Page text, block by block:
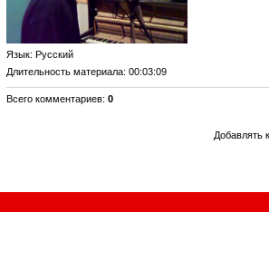
Язык: Русский
Длительность материала: 00:03:09
Всего комментариев: 0
Добавлять